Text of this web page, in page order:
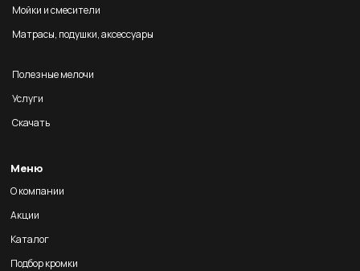
Мойки и смесители
Матрасы, подушки, аксессуары
Полезные мелочи
Услуги
Скачать
Меню
О компании
Акции
Каталог
Подбор кромки